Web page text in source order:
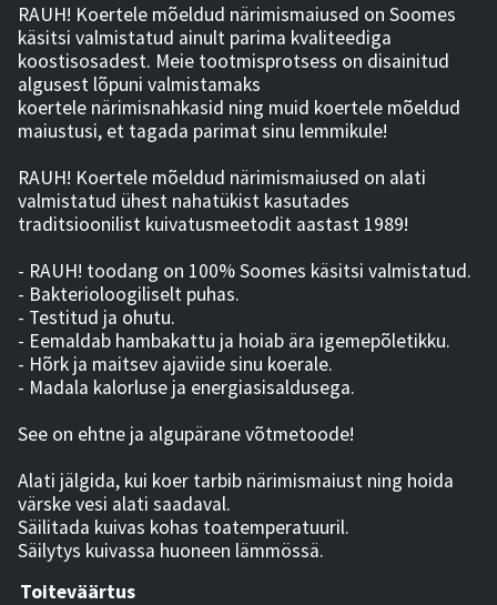
RAUH! Koertele mõeldud närimismaiused on Soomes
käsitsi valmistatud ainult parima kvaliteediga
koostisosadest. Meie tootmisprotsess on disainitud
algusest lõpuni valmistamaks
koertele närimisnahkasid ning muid koertele mõeldud
maiustusi, et tagada parimat sinu lemmikule!
RAUH! Koertele mõeldud närimismaiused on alati
valmistatud ühest nahatükist kasutades
traditsioonilist kuivatusmeetodit aastast 1989!
- RAUH! toodang on 100% Soomes käsitsi valmistatud.
- Bakterioloogiliselt puhas.
- Testitud ja ohutu.
- Eemaldab hambakattu ja hoiab ära igemepõletikku.
- Hõrk ja maitsev ajaviide sinu koerale.
- Madala kalorluse ja energiasisaldusega.
See on ehtne ja algupärane võtmetoode!
Alati jälgida, kui koer tarbib närimismaiust ning hoida
värske vesi alati saadaval.
Säilitada kuivas kohas toatemperatuuril.
Säilytys kuivassa huoneen lämmössä.
Toiteväärtus